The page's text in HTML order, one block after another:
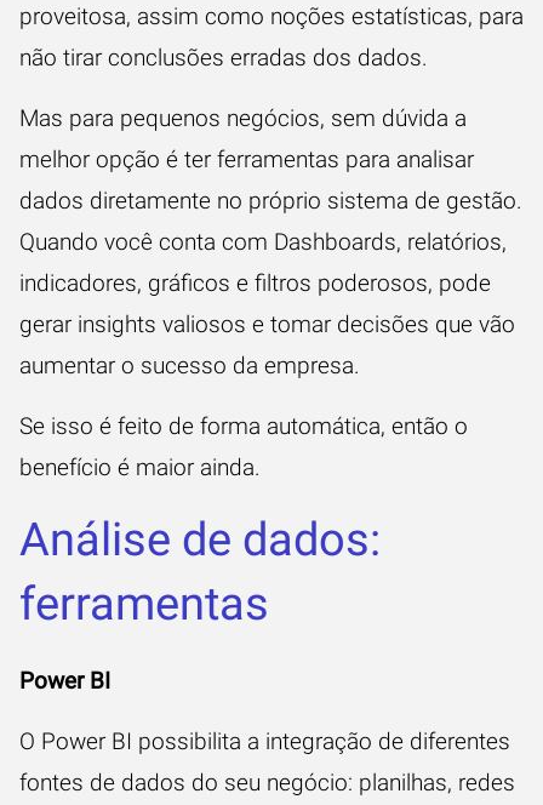
proveitosa, assim como noções estatísticas, para
não tirar conclusões erradas dos dados.
Mas para pequenos negócios, sem dúvida a
melhor opção é ter ferramentas para analisar
dados diretamente no próprio sistema de gestão.
Quando você conta com Dashboards, relatórios,
indicadores, gráficos e filtros poderosos, pode
gerar insights valiosos e tomar decisões que vão
aumentar o sucesso da empresa.
Se isso é feito de forma automática, então o
benefício é maior ainda.
Análise de dados:
ferramentas
Power BI
O Power BI possibilita a integração de diferentes
fontes de dados do seu negócio: planilhas, redes